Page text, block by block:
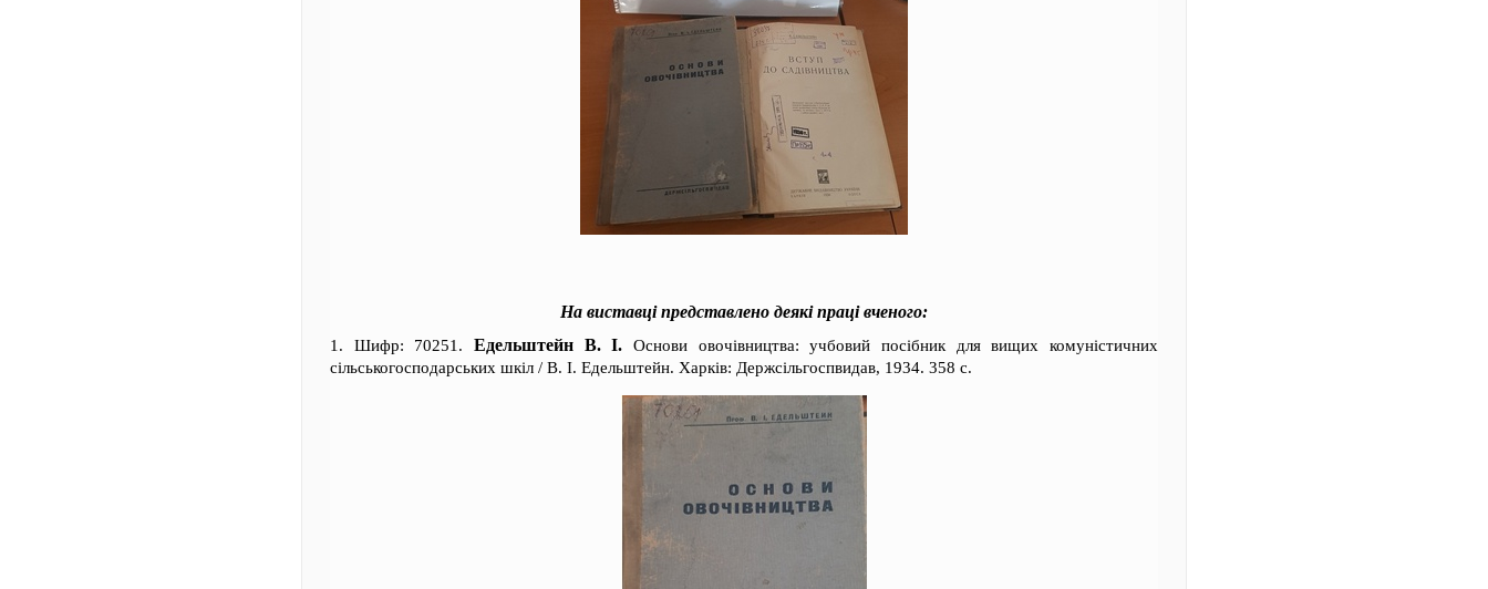
На виставці представлено деякі праці вченого:
1. Шифр: 70251. Едельштейн В. І. Основи овочівництва: учбовий посібник для вищих комуністичних
сільськогосподарських шкіл / В. І. Едельштейн. Харків: Держсільгоспвидав, 1934. 358 с.